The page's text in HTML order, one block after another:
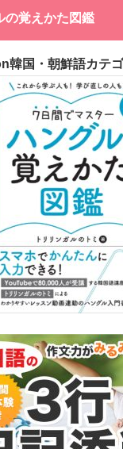
の覚えかた図鑑
韓国・朝鮮語カテゴ